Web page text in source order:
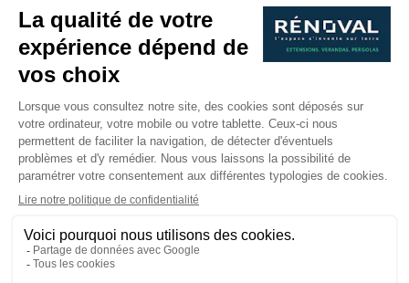
25 idées de vérandas design
Un été pour une véranda
Portes Ouvertes Véranda Extension Suisse | 26-27 Juin
Une ombre avec une pergola aluminium
portes ouvertes véranda sur mesure
Nous Suivre